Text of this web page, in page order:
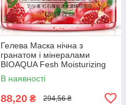
Гелева Маска нічна з
гранатом і мінералами
BIOAQUA Fesh Moisturizing
Mineral Sleep Mask (120г)
В наявності
88,20 ₴ 294,56 ₴